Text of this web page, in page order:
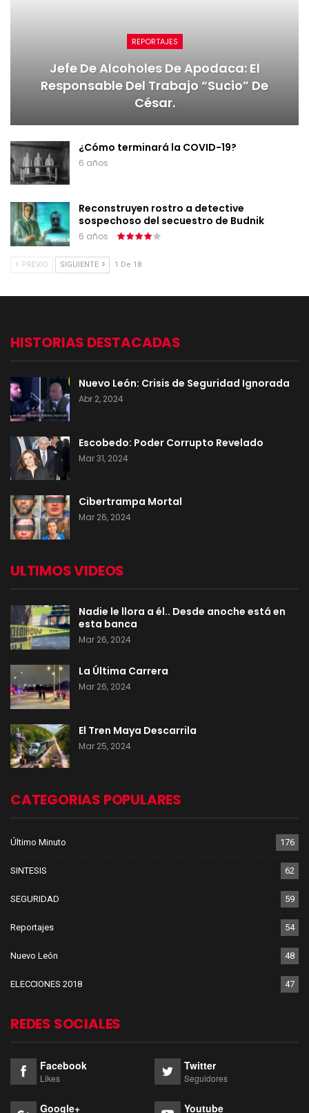
REPORTAJES
Jefe De Alcoholes De Apodaca: El
Responsable Del Trabajo “sucio” De
César.
¿Cómo terminará la COVID-19?
6 años
Reconstruyen rostro a detective
sospechoso del secuestro de Budnik
6 años
PREVIO SIGUIENTE 1 De 18
HISTORIAS DESTACADAS
Nuevo León: Crisis de Seguridad Ignorada
Abr 2, 2024
Escobedo: Poder Corrupto Revelado
Mar 31, 2024
Cibertrampa Mortal
Mar 26, 2024
ULTIMOS VIDEOS
Nadie le llora a él.. Desde anoche está en
esta banca
Mar 26, 2024
La Última Carrera
Mar 26, 2024
El Tren Maya Descarrila
Mar 25, 2024
CATEGORIAS POPULARES
Último Minuto 176
SINTESIS 62
SEGURIDAD 59
Reportajes 54
Nuevo León 48
ELECCIONES 2018 47
REDES SOCIALES
Facebook
Likes
Twitter
Seguidores
Google+ Youtube